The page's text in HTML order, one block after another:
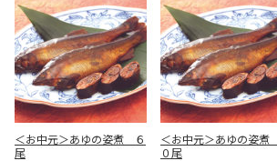
＜お中元＞あゆの姿煮 ６
尾
＜お中元＞あゆの姿煮
０尾